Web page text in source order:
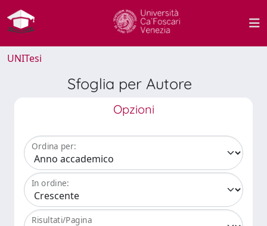
UNITesi
Sfoglia per Autore
Opzioni
Ordina per:
In ordine:
Risultati/Pagina